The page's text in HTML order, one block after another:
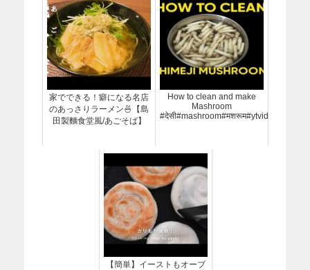
家でできる！癖になる名店
のあっさりラーメン🍜【島
田製麵食堂風/あごそば】
How to clean and make
Mashroom
【簡単】イーストもオーブ